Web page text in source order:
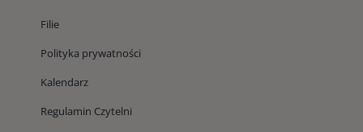
Filie
Polityka prywatności
Kalendarz
Regulamin Czytelni